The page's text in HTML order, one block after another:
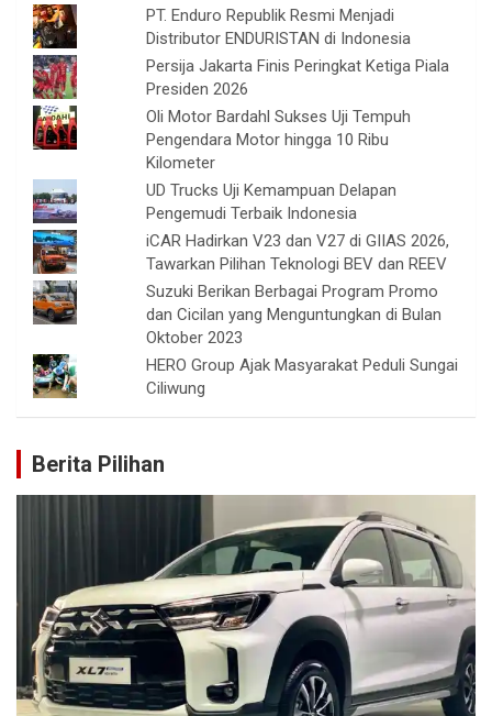
PT. Enduro Republik Resmi Menjadi
Distributor ENDURISTAN di Indonesia
Persija Jakarta Finis Peringkat Ketiga Piala
Presiden 2026
Oli Motor Bardahl Sukses Uji Tempuh
Pengendara Motor hingga 10 Ribu
Kilometer
UD Trucks Uji Kemampuan Delapan
Pengemudi Terbaik Indonesia
iCAR Hadirkan V23 dan V27 di GIIAS 2026,
Tawarkan Pilihan Teknologi BEV dan REEV
Suzuki Berikan Berbagai Program Promo
dan Cicilan yang Menguntungkan di Bulan
Oktober 2023
HERO Group Ajak Masyarakat Peduli Sungai
Ciliwung
Berita Pilihan